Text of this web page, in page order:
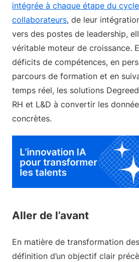
intégrée à chaque étape du
collaborateurs, de leur
vers des postes de leadership,
véritable moteur de croissance.
déficits de compétences, en
parcours de formation et en
temps réel, les solutions
RH et L&D à convertir les
concrètes.
Aller de l’avant
En matière de transformation
définition d’un objectif clair